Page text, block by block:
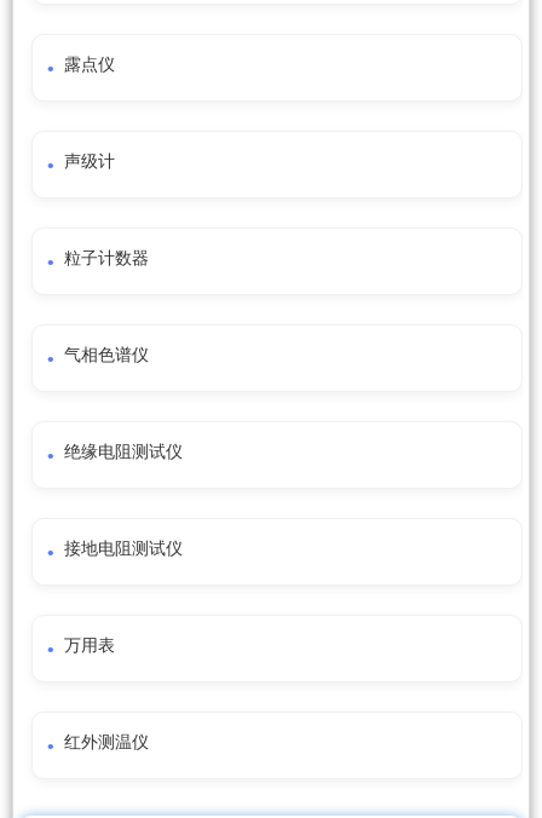
露点仪
声级计
粒子计数器
气相色谱仪
绝缘电阻测试仪
接地电阻测试仪
万用表
红外测温仪